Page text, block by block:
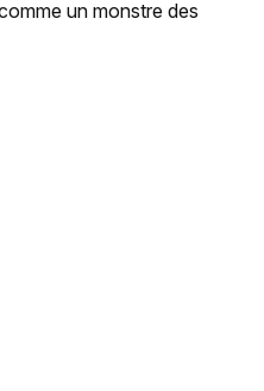
un monstre des